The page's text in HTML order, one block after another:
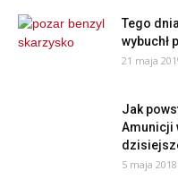
Tego
wybuchł
21 maja
Jak
Amunicji
5 maja 2018